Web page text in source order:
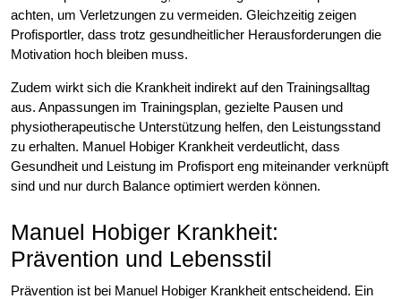
achten, um Verletzungen zu vermeiden. Gleichzeitig zeigen
Profisportler, dass trotz gesundheitlicher Herausforderungen die
Motivation hoch bleiben muss.
Zudem wirkt sich die Krankheit indirekt auf den Trainingsalltag
aus. Anpassungen im Trainingsplan, gezielte Pausen und
physiotherapeutische Unterstützung helfen, den Leistungsstand
zu erhalten. Manuel Hobiger Krankheit verdeutlicht, dass
Gesundheit und Leistung im Profisport eng miteinander verknüpft
sind und nur durch Balance optimiert werden können.
Manuel Hobiger Krankheit:
Prävention und Lebensstil
Prävention ist bei Manuel Hobiger Krankheit entscheidend. Ein